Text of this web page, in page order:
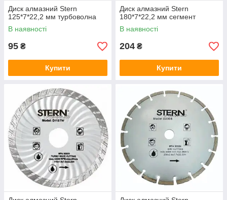
Диск алмазний Stern
125*7*22,2 мм турбоволна
В наявності
95 ₴
Купити
Диск алмазний Stern
180*7*22,2 мм сегмент
В наявності
204 ₴
Купити